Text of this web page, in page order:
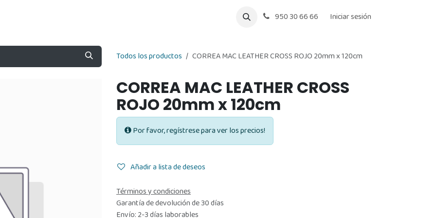
950 30 66 66 Iniciar sesión
Todos los productos CORREA MAC LEATHER CROSS ROJO 20mm x 120cm
CORREA MAC LEATHER CROSS
ROJO 20mm x 120cm
Por favor, regístrese para ver los precios!
Añadir a lista de deseos
Términos y condiciones
Garantía de devolución de 30 días
Envío: 2-3 días laborables